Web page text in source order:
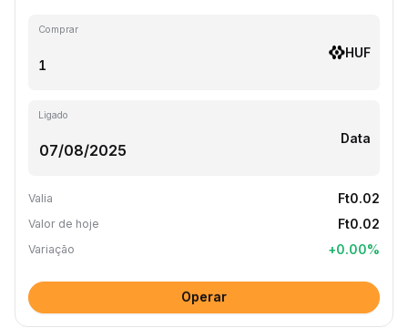
Comprar
HUF
Ligado
Data
Valia Ft0.02
Valor de hoje Ft0.02
Variação +0.00%
Operar